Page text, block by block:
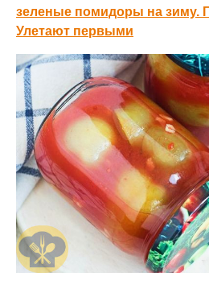
зеленые помидоры на зиму.
Улетают первыми